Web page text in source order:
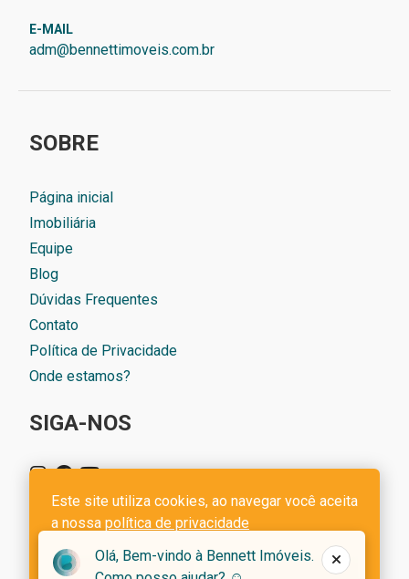
E-MAIL
adm@bennettimoveis.com.br
SOBRE
Página inicial
Imobiliária
Equipe
Blog
Dúvidas Frequentes
Contato
Política de Privacidade
Onde estamos?
SIGA-NOS
Imobiliária Bennett Imóveis - CRECI 4741 J - CNPJ
Olá, Bem-vindo à Bennett Imóveis.
Este site utiliza cookies, ao navegar você aceita
a nossa política de privacidade